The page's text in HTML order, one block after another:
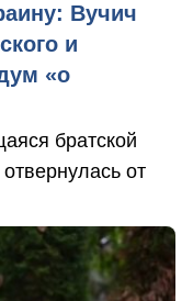
Вучич
и
«о
братской
от